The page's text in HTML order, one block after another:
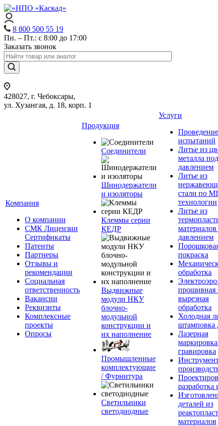
8 800 500 55 19
Пн. – Пт.: с 8:00 до 17:00
Заказать звонок
428027, г. Чебоксары,
ул. Хузангая, д. 18, корп. 1
Компания
О компании
СМК Лицензии
Сертификаты
Патенты
Партнеры
Отзывы и
рекомендации
Социальная
ответственность
Вакансии
Реквизиты
Комплексные
проекты
Опросы
Продукция
Соединители
Шинодержатели
и изоляторы
Клеммы серии
КЕДР
Выдвижные
модули НКУ
блочно-
модульной
конструкции и
их наполнение
Промышленные
комплектующие
/ Фурнитура
Светильники
светодиодные
Услуги
Проведение
испытаний
Литье из
металла под
давлением
Литье из
стали по
технологии
Литье из
давлением
покраска
обработка
прошивная
вырезная
обработка
Холодная
штамповка
Лазерная
гравировка
разработка
деталей из
материалов